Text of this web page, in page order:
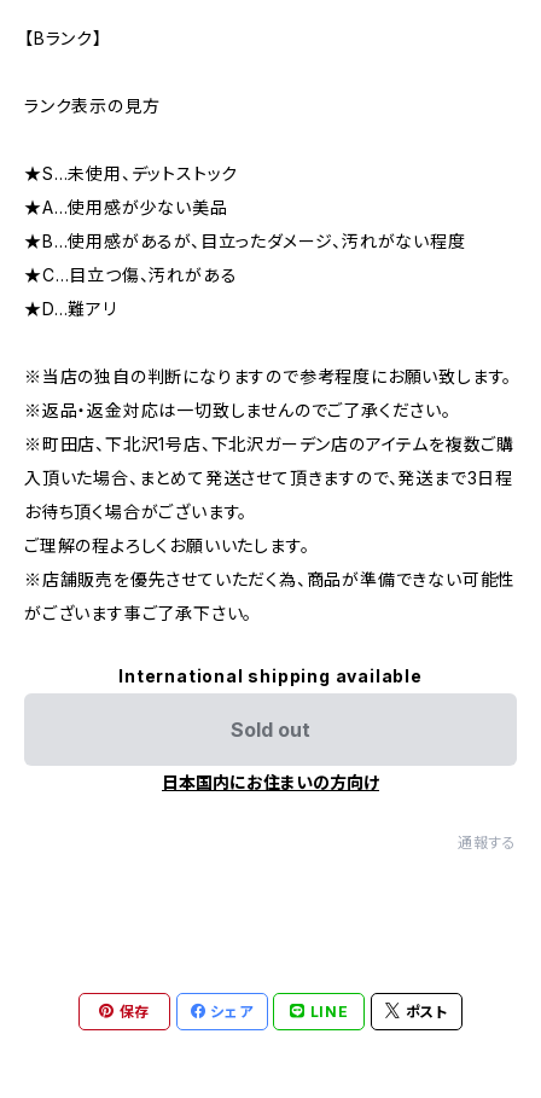
【Bランク】
ランク表示の見方
★S…未使用、デットストック
★A…使用感が少ない美品
★B…使用感があるが、目立ったダメージ、汚れがない程度
★C…目立つ傷、汚れがある
★D…難アリ
※当店の独自の判断になりますので参考程度にお願い致します。
※返品・返金対応は一切致しませんのでご了承ください。
※町田店、下北沢1号店、下北沢ガーデン店のアイテムを複数ご購
入頂いた場合、まとめて発送させて頂きますので、発送まで3日程
お待ち頂く場合がございます。
ご理解の程よろしくお願いいたします。
※店舗販売を優先させていただく為、商品が準備できない可能性
がございます事ご了承下さい。
International shipping available
Sold out
日本国内にお住まいの方向け
通報する
保存 シェア LINE ポスト